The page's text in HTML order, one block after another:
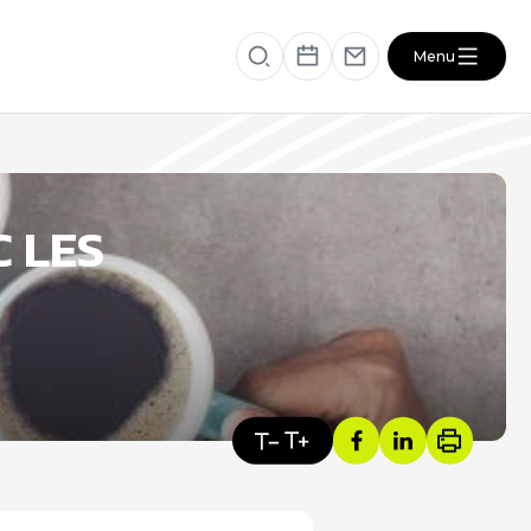
Menu
ACTUALITÉS DU SECTEUR
LES